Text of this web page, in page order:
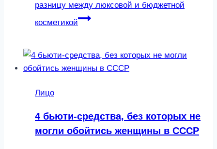
разницу между люксовой и бюджетной
косметикой
Лицо
4 бьюти-средства, без которых не
могли обойтись женщины в СССР